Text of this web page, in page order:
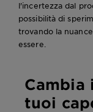
l'incertezza dal
possibilità di
trovando la
essere.
Cambia
tuoi